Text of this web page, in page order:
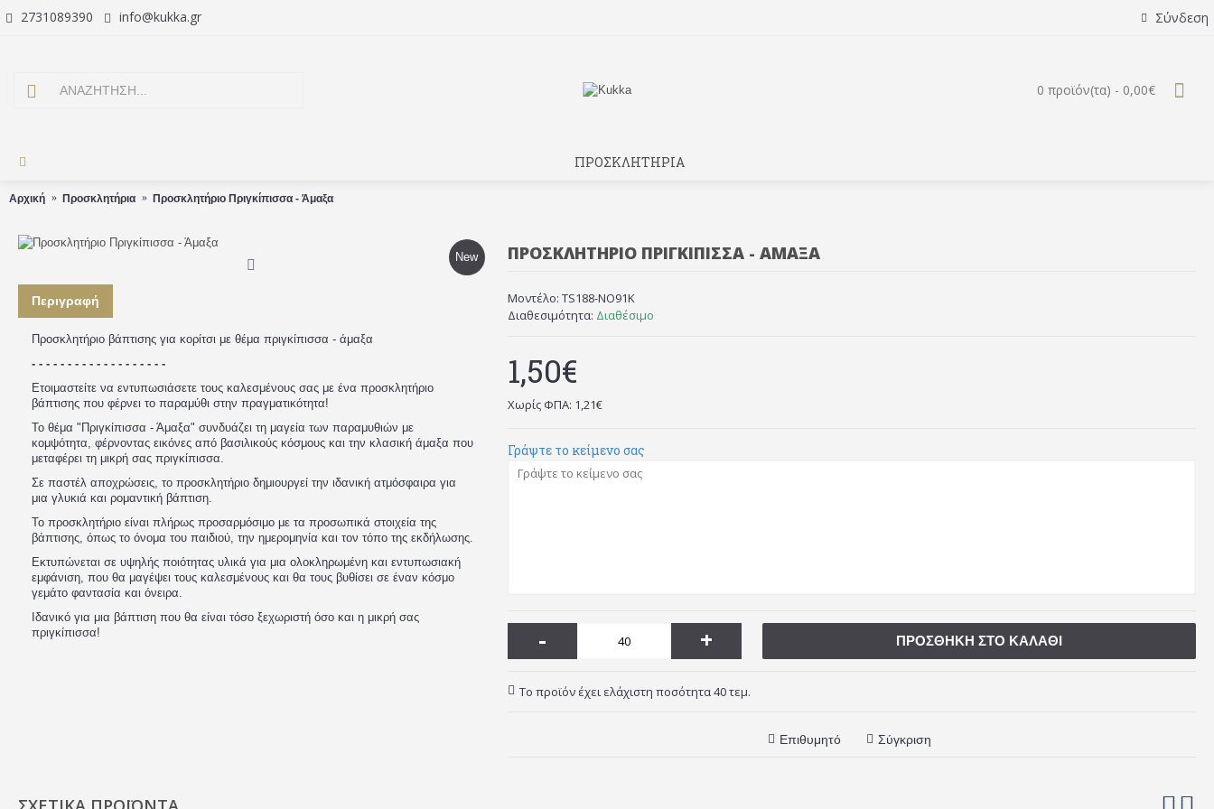
2731089390 info@kukka.gr Σύνδεση
0 προϊόν(τα) - 0,00€
ΠΡΟΣΚΛΗΤΗΡΙΑ
Αρχική Προσκλητήρια Προσκλητήριο Πριγκίπισσα - Άμαξα
New
Περιγραφή
Προσκλητήριο βάπτισης για κορίτσι με θέμα πριγκίπισσα - άμαξα
- - - - - - - - - - - - - - - - - - -
Ετοιμαστείτε να εντυπωσιάσετε τους καλεσμένους σας με ένα προσκλητήριο
βάπτισης που φέρνει το παραμύθι στην πραγματικότητα!
Το θέμα "Πριγκίπισσα - Άμαξα" συνδυάζει τη μαγεία των παραμυθιών με
κομψότητα, φέρνοντας εικόνες από βασιλικούς κόσμους και την κλασική άμαξα που
μεταφέρει τη μικρή σας πριγκίπισσα.
Σε παστέλ αποχρώσεις, το προσκλητήριο δημιουργεί την ιδανική ατμόσφαιρα για
μια γλυκιά και ρομαντική βάπτιση.
Το προσκλητήριο είναι πλήρως προσαρμόσιμο με τα προσωπικά στοιχεία της
βάπτισης, όπως το όνομα του παιδιού, την ημερομηνία και τον τόπο της εκδήλωσης.
Εκτυπώνεται σε υψηλής ποιότητας υλικά για μια ολοκληρωμένη και εντυπωσιακή
εμφάνιση, που θα μαγέψει τους καλεσμένους και θα τους βυθίσει σε έναν κόσμο
γεμάτο φαντασία και όνειρα.
Ιδανικό για μια βάπτιση που θα είναι τόσο ξεχωριστή όσο και η μικρή σας
πριγκίπισσα!
ΠΡΟΣΚΛΗΤΉΡΙΟ ΠΡΙΓΚΊΠΙΣΣΑ - ΆΜΑΞΑ
Μοντέλο: TS188-NO91K
Διαθεσιμότητα: Διαθέσιμο
1,50€
Χωρίς ΦΠΑ: 1,21€
Γράψτε το κείμενο σας
- + ΠΡΟΣΘΉΚΗ ΣΤΟ ΚΑΛΆΘΙ
Το προϊόν έχει ελάχιστη ποσότητα 40 τεμ.
Επιθυμητό Σύγκριση